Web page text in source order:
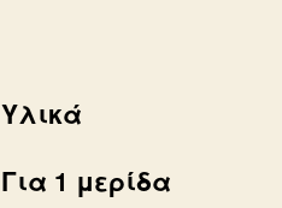
Υλικά
Για 1 μερίδα